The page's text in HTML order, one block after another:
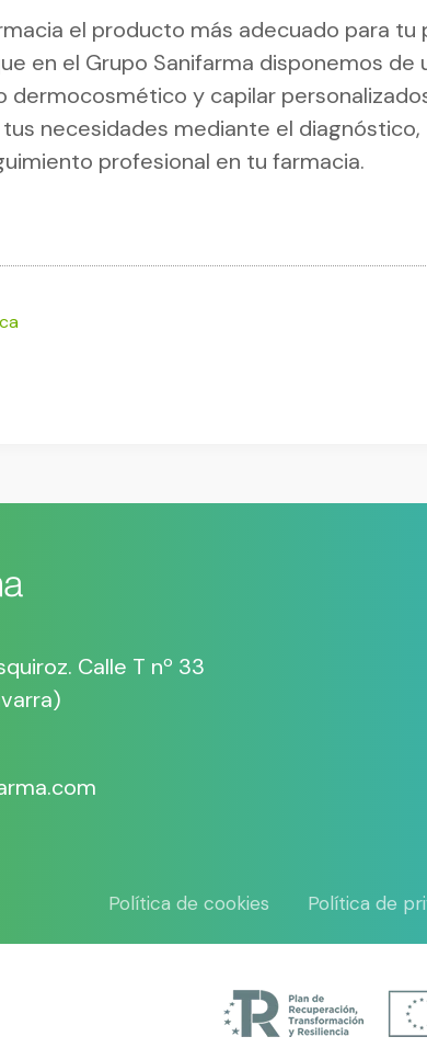
el producto más adecuado para tu
en el Grupo Sanifarma disponemos de
dermocosmético y capilar
necesidades mediante el diagnóstico,
profesional en tu farmacia.
Calle T nº 33
Política de cookies Política de